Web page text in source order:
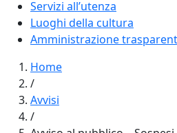
Servizi all’utenza
Luoghi della cultura
Amministrazione
Home
/
Avvisi
/